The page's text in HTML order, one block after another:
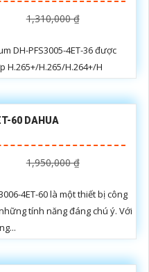
1,310,000 ₫
DH-PFS3005-4ET-36 được
H.265+/H.265/H.264+/H
60 DAHUA
1,950,000 ₫
4ET-60 là một thiết bị công
tính năng đáng chú ý. Với